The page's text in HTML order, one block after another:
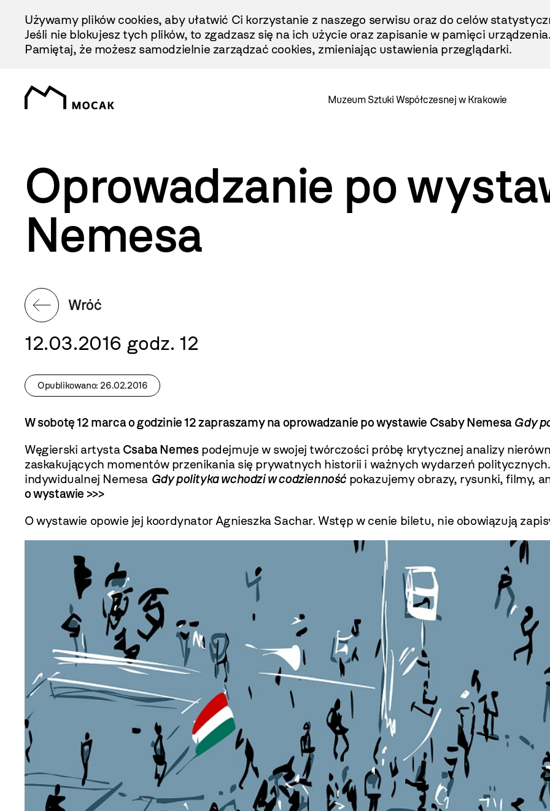
Treści
Używamy plików cookies, aby ułatwić Ci korzystanie z naszego serwisu oraz do celów
Jeśli nie blokujesz tych plików, to zgadzasz się na ich użycie oraz zapisanie w pamięci urządzenia.
Pamiętaj, że możesz samodzielnie zarządzać cookies, zmieniając ustawienia przeglądarki.
Muzeum Sztuki Współczesnej w Krakowie
Oprowadzanie po
Nemesa
Wróć
12.03.2016 godz. 12
Opublikowano: 26.02.2016
W sobotę 12 marca o godzinie 12 zapraszamy na oprowadzanie po wystawie Csaby Nemesa Gdy
Węgierski artysta Csaba Nemespodejmuje w swojej twórczości próbę krytycznej analizy
zaskakujących momentów przenikania się prywatnych historii i ważnych wydarzeń
indywidualnej Nemesa Gdy polityka wchodzi w codzienność pokazujemy obrazy, rysunki, filmy,
o wystawie >>>
O wystawie opowie jej koordynator Agnieszka Sachar. Wstęp w cenie biletu, nie obowiązują